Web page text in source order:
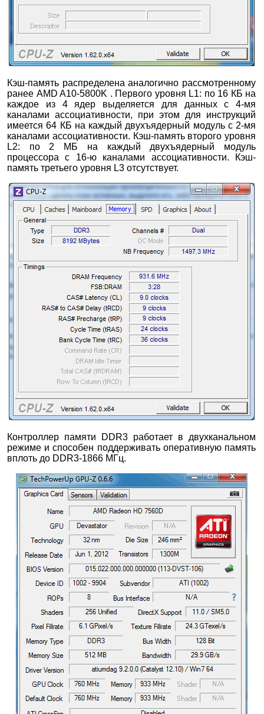
Кэш-память распределена аналогично рассмотренному
ранее AMD A10-5800K . Первого уровня L1: по 16 КБ на
каждое из 4 ядер выделяется для данных с 4-мя
каналами ассоциативности, при этом для инструкций
имеется 64 КБ на каждый двухъядерный модуль с 2-мя
каналами ассоциативности. Кэш-память второго уровня
L2: по 2 МБ на каждый двухъядерный модуль
процессора с 16-ю каналами ассоциативности. Кэш-
память третьего уровня L3 отсутствует.
Контроллер памяти DDR3 работает в двухканальном
режиме и способен поддерживать оперативную память
вплоть до DDR3-1866 МГц.